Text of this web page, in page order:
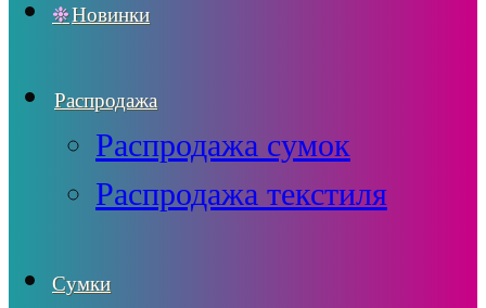
Новинки
Распродажа
Распродажа сумок
Распродажа текстиля
Сумки